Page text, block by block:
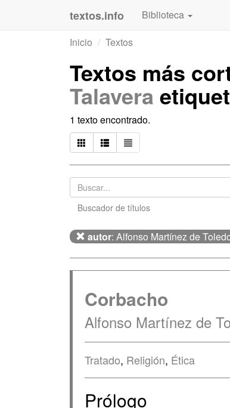
textos.info Biblioteca
Inicio
Textos
Textos más
Talavera
1 texto encontrado.
Buscador de títulos
autor: Alfonso Martínez de
Corbacho
Alfonso Martínez de
Tratado, Religión, Ética
Prólogo